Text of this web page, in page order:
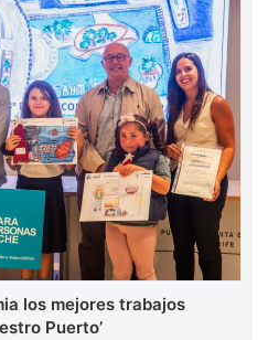
los mejores trabajos
Puerto’